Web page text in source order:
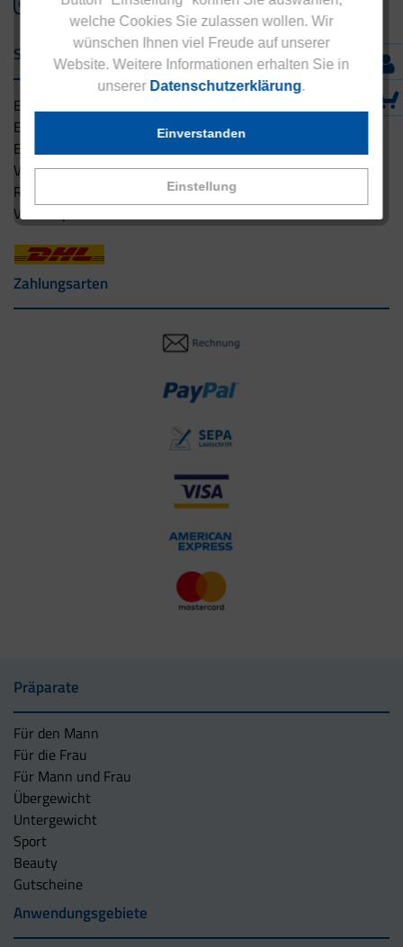
welche Cookies Sie zulassen wollen. Wir
wünschen Ihnen viel Freude auf unserer
Website. Weitere Informationen erhalten Sie in
unserer Datenschutzerklärung.
Einstellung
Einverstanden
Service & Versand
Eucell Gesundheitsservice
Eucell Ernährungscoach
Eucell Fitness Coach
Versandbedingungen
Rücksendung
Versandpartner innerhalb Deutschlands
Zahlungsarten
Präparate
Für den Mann
Für die Frau
Für Mann und Frau
Übergewicht
Untergewicht
Sport
Beauty
Gutscheine
Anwendungsgebiete